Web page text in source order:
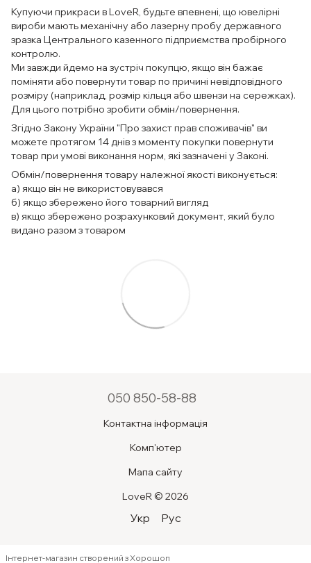
Купуючи прикраси в LoveR, будьте впевнені, що ювелірні
вироби мають механічну або лазерну пробу державного
зразка Центрального казенного підприємства пробірного
контролю.
Ми завжди йдемо на зустріч покупцю, якщо він бажає
поміняти або повернути товар по причині невідповідного
розміру (наприклад, розмір кільця або швензи на сережках).
Для цього потрібно зробити обмін/повернення.
Згідно Закону України "Про захист прав споживачів" ви
можете протягом 14 днів з моменту покупки повернути
товар при умові виконання норм, які зазначені у Законі.
Обмін/повернення товару належної якості виконується:
а) якщо він не використовувався
б) якщо збережено його товарний вигляд
в) якщо збережено розрахунковий документ, який було
видано разом з товаром
050 850-58-88
Контактна інформація
Комп'ютер
Мапа сайту
LoveR © 2026
Укр Рус
Інтернет-магазин створений з Хорошоп